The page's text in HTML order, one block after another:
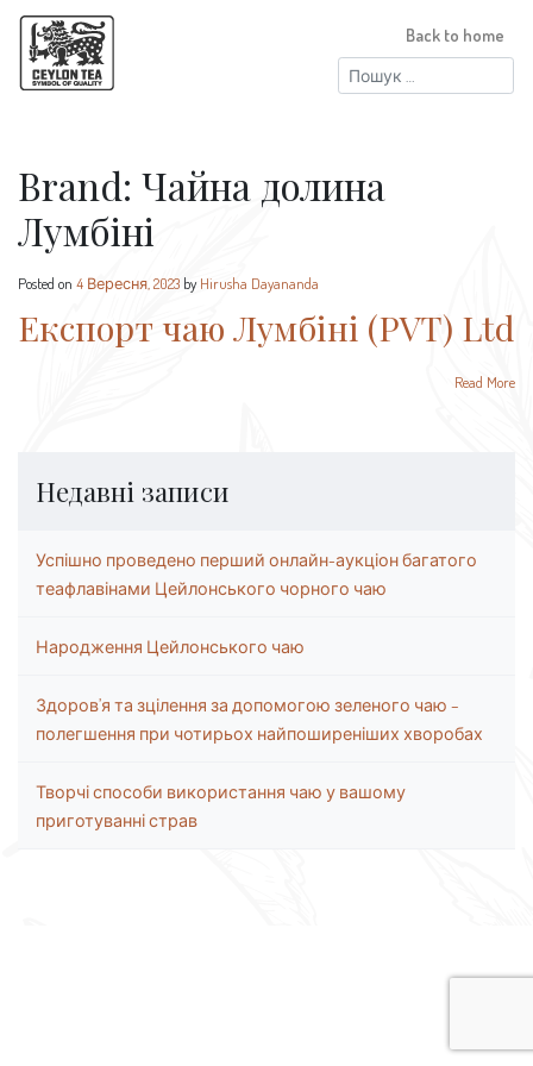
Пошук:
Back to home
Brand: Чайна долина
Лумбіні
Posted on 4 Вересня, 2023 byHirusha Dayananda
Експорт чаю Лумбіні (PVT) Ltd
Read More
Недавні записи
Успішно проведено перший онлайн-аукціон багатого
теафлавінами Цейлонського чорного чаю
Народження Цейлонського чаю
Здоров’я та зцілення за допомогою зеленого чаю –
полегшення при чотирьох найпоширеніших хворобах
Творчі способи використання чаю у вашому
приготуванні страв